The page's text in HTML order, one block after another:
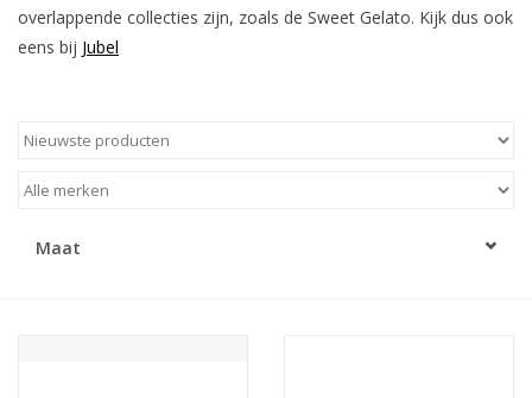
Cadeaubonnen
overlappende collecties zijn, zoals de Sweet Gelato. Kijk dus ook
eens bij Jubel
Maat